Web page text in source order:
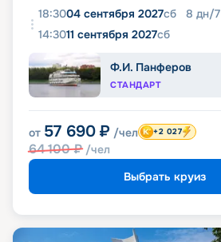
18:3004 сентября 2027сб 8 дн/7
14:3011 сентября 2027сб
Ф.И. Панферов
СТАНДАРТ
от 57 690 ₽ /чел
64 100₽ /чел
+2 027
Выбрать круиз